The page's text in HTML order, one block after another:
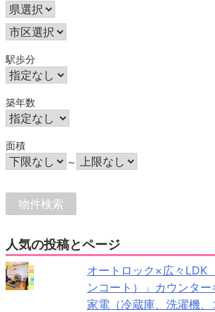
駅歩分
築年数
面積
～
人気の投稿とページ
オートロック×広々
ンコート）」カウンタ
家電（冷蔵庫、洗濯機